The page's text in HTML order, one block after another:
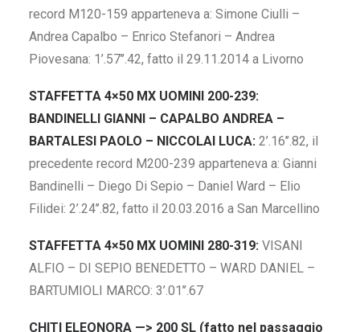
record M120-159 apparteneva a: Simone Ciulli –
Andrea Capalbo – Enrico Stefanori – Andrea
Piovesana: 1’.57’’.42, fatto il 29.11.2014 a Livorno
STAFFETTA 4×50 MX UOMINI 200-239:
BANDINELLI GIANNI – CAPALBO ANDREA –
BARTALESI PAOLO – NICCOLAI LUCA: 2’.16’’.82, il
precedente record M200-239 apparteneva a: Gianni
Bandinelli – Diego Di Sepio – Daniel Ward – Elio
Filidei: 2’.24’’.82, fatto il 20.03.2016 a San Marcellino
STAFFETTA 4×50 MX UOMINI 280-319: VISANI
ALFIO – DI SEPIO BENEDETTO – WARD DANIEL –
BARTUMIOLI MARCO: 3’.01’’.67
CHITI ELEONORA —> 200 SL (fatto nel passaggio